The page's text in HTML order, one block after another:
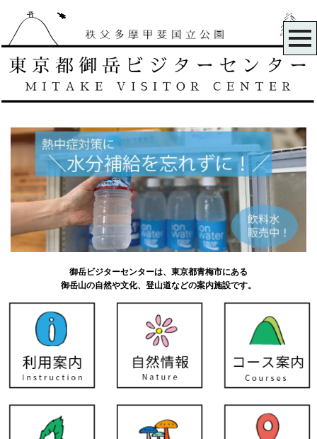
御岳ビジターセンターは、東京都青梅市にある
御岳山の自然や文化、登山道などの案内施設です。